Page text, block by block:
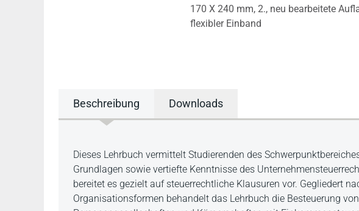
170 X 240 mm, 2., neu bearbeitete
flexibler Einband
Beschreibung Downloads
Beschreibung
Dieses Lehrbuch vermittelt Studierenden des
Grundlagen sowie vertiefte Kenntnisse des
bereitet es gezielt auf steuerrechtliche Klausuren vor. Gegliedert
Organisationsformen behandelt das Lehrbuch die Besteuerung